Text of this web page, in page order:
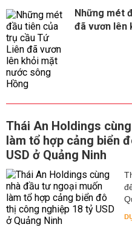
Những mét
đã vươn lên
Thái An Holdings
làm tổ hợp cảng biển
USD ở Quảng Ninh